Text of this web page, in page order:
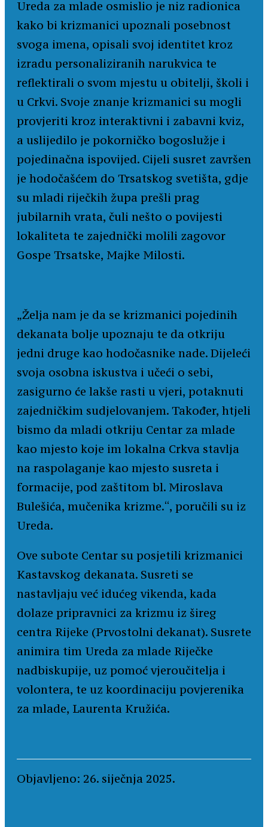
Ureda za mlade osmislio je niz radionica
kako bi krizmanici upoznali posebnost
svoga imena, opisali svoj identitet kroz
izradu personaliziranih narukvica te
reflektirali o svom mjestu u obitelji, školi i
u Crkvi. Svoje znanje krizmanici su mogli
provjeriti kroz interaktivni i zabavni kviz,
a uslijedilo je pokorničko bogoslužje i
pojedinačna ispovijed. Cijeli susret završen
je hodočašćem do Trsatskog svetišta, gdje
su mladi riječkih župa prešli prag
jubilarnih vrata, čuli nešto o povijesti
lokaliteta te zajednički molili zagovor
Gospe Trsatske, Majke Milosti.
„Želja nam je da se krizmanici pojedinih
dekanata bolje upoznaju te da otkriju
jedni druge kao hodočasnike nade. Dijeleći
svoja osobna iskustva i učeći o sebi,
zasigurno će lakše rasti u vjeri, potaknuti
zajedničkim sudjelovanjem. Također, htjeli
bismo da mladi otkriju Centar za mlade
kao mjesto koje im lokalna Crkva stavlja
na raspolaganje kao mjesto susreta i
formacije, pod zaštitom bl. Miroslava
Bulešića, mučenika krizme.“, poručili su iz
Ureda.
Ove subote Centar su posjetili krizmanici
Kastavskog dekanata. Susreti se
nastavljaju već idućeg vikenda, kada
dolaze pripravnici za krizmu iz šireg
centra Rijeke (Prvostolni dekanat). Susrete
animira tim Ureda za mlade Riječke
nadbiskupije, uz pomoć vjeroučitelja i
volontera, te uz koordinaciju povjerenika
za mlade, Laurenta Kružića.
Objavljeno: 26. siječnja 2025.